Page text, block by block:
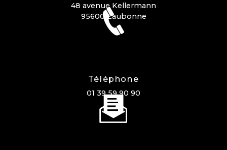
48 avenue Kellermann
95600 Eaubonne
Téléphone
01 39 59 90 90